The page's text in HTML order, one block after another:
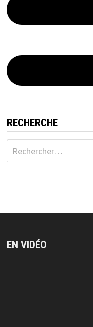
RECHERCHE
Rechercher :
EN VIDÉO